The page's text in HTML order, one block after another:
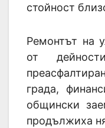
стойност
Ремонтът на
от
града,
общински
продължиха